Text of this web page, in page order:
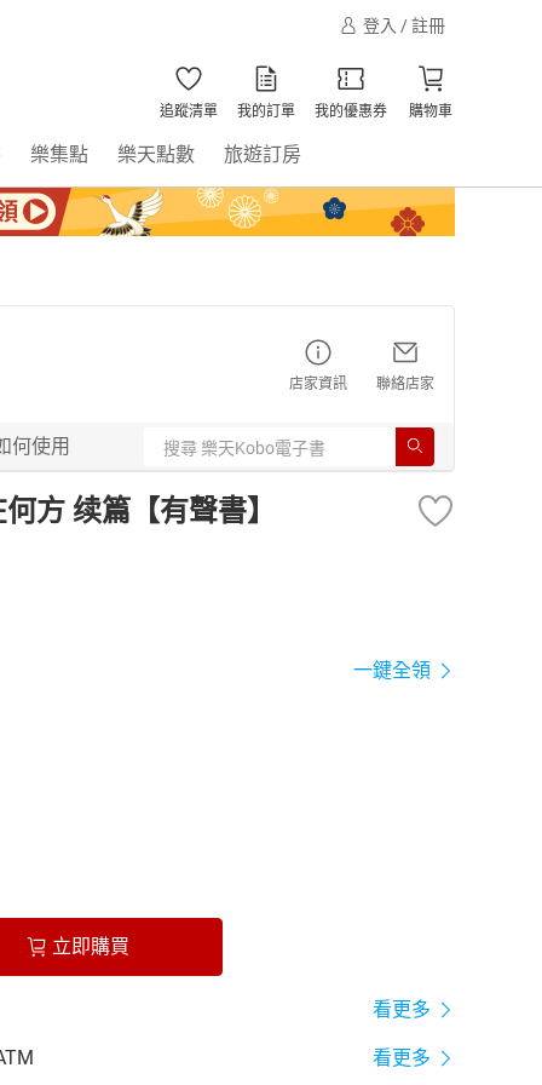
登入 / 註冊
追蹤清單 我的訂單 我的優惠券 購物車
樂集點 樂天點數 旅遊訂房
店家資訊 聯絡店家
何使用
方 续篇【有聲書】
一鍵全領
立即購買
看更多
看更多